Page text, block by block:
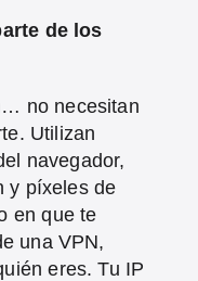
de los
no necesitan
Utilizan
navegador,
y píxeles de
en que te
una VPN,
eres. Tu IP